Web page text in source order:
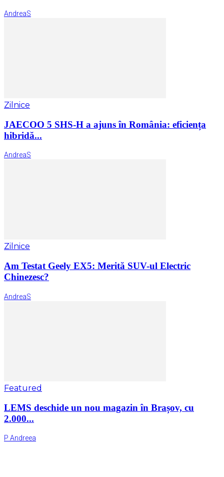
AndreaS
Zilnice
JAECOO 5 SHS-H a ajuns în România: eficiența
hibridă...
AndreaS
Zilnice
Am Testat Geely EX5: Merită SUV-ul Electric
Chinezesc?
AndreaS
Featured
LEMS deschide un nou magazin în Brașov, cu
2.000...
P Andreea